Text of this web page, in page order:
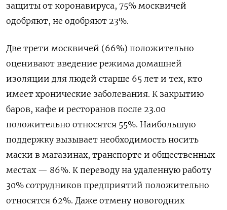
защиты от коронавируса, 75% москвичей
одобряют, не одобряют 23%.
Две трети москвичей (66%) положительно
оценивают введение режима домашней
изоляции для людей старше 65 лет и тех, кто
имеет хронические заболевания. К закрытию
баров, кафе и ресторанов после 23.00
положительно относятся 55%. Наибольшую
поддержку вызывает необходимость носить
маски в магазинах, транспорте и общественных
местах — 86%. К переводу на удаленную работу
30% сотрудников предприятий положительно
относятся 62%. Даже отмену новогодних